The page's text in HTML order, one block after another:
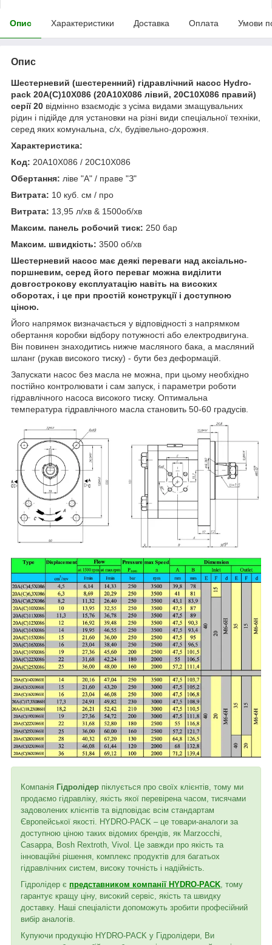
Опис Характеристики Доставка Оплата Умови
Опис
Шестерневий (шестеренний) гідравлічний насос Hydro-
pack 20A(C)10X086 (20A10X086 лівий, 20C10X086 правий)
серії 20 відмінно взаємодіє з усіма видами змащувальних
рідин і підійде для установки на різні види спеціальної техніки,
серед яких комунальна, с/х, будівельно-дорожня.
Характеристика:
Код: 20A10X086 / 20C10X086
Обертання: ліве "А" / праве "З"
Витрата: 10 куб. см / про
Витрата: 13,95 л/хв & 1500об/хв
Максим. панель робочий тиск: 250 бар
Максим. швидкість: 3500 об/хв
Шестерневий насос має деякі переваги над аксіально-
поршневим, серед його переваг можна виділити
довгострокову експлуатацію навіть на високих
оборотах, і це при простій конструкції і доступною
ціною.
Його напрямок визначається у відповідності з напрямком
обертання коробки відбору потужності або електродвигуна.
Він повинен знаходитись нижче масляного бака, а масляний
шланг (рукав високого тиску) - бути без деформацій.
Запускати насос без масла не можна, при цьому необхідно
постійно контролювати і сам запуск, і параметри роботи
гідравлічного насоса високого тиску. Оптимальна
температура гідравлічного масла становить 50-60 градусів.
Компанія Гідролідер піклується про своїх клієнтів, тому ми
продаємо гідравліку, якість якої перевірена часом, тисячами
задоволених клієнтів та відповідає всім стандартам
Європейської якості. HYDRO-PACK – це товари-аналоги за
доступною ціною таких відомих брендів, як Marzocchi,
Casappa, Bosh Rextroth, Vivol. Це завжди про якість та
інноваційні рішення, комплекс продуктів для багатьох
гідравлічних систем, високу точність і надійність.
Гідролідер є представником компанії HYDRO-PACK, тому
гарантує кращу ціну, високий сервіс, якість та швидку
доставку. Наші спеціалісти допоможуть зробити професійний
вибір аналогів.
Купуючи продукцію HYDRO-PACK у Гідролідери, Ви